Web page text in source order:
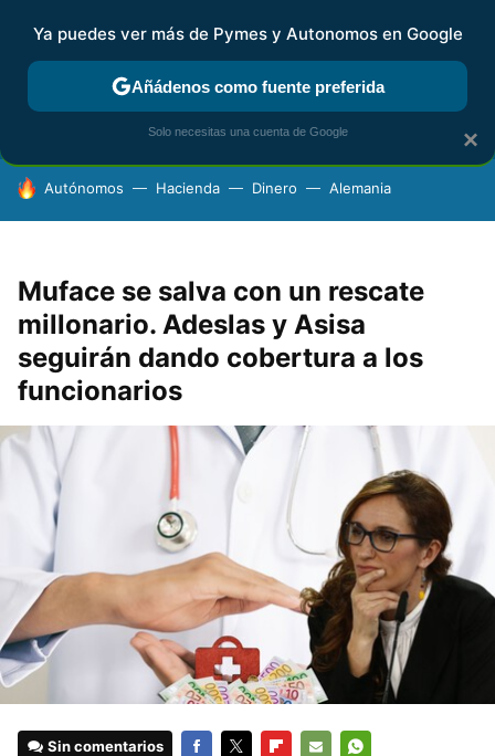
FISCALIDAD Y CONTABILIDAD KIT DIGITAL RENTA
HOY SE HABLA DE
Autónomos Hacienda Dinero Alemania
Muface se salva con un rescate
millonario. Adeslas y Asisa
seguirán dando cobertura a los
funcionarios
Sin comentarios
×
Ya puedes ver más de Pymes y Autonomos en Google
Añádenos como fuente preferida
Solo necesitas una cuenta de Google